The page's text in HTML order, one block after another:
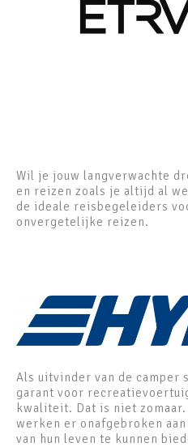
Wil je jouw langverwachte
en reizen zoals je altijd al
de ideale reisbegeleiders
onvergetelijke reizen.
Als uitvinder van de camper
garant voor
kwaliteit. Dat is niet
werken er onafgebroken
van hun leven te kunnen